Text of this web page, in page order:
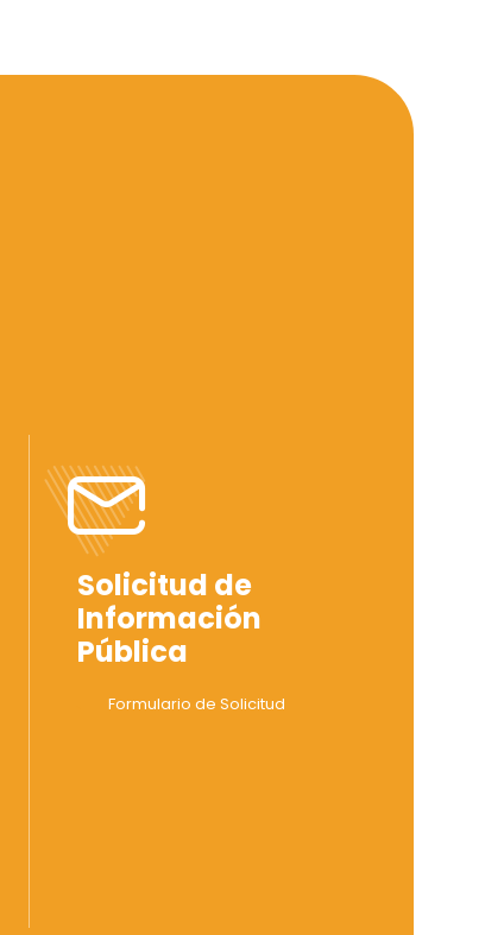
Solicitud de
Información
Pública
Formulario de Solicitud